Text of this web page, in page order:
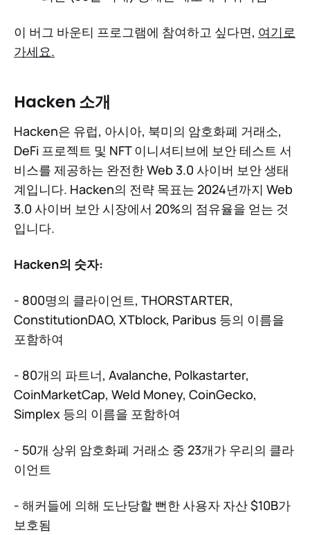
이 버그 바운티 프로그램에 참여하고 싶다면, 여기로
가세요.
Hacken 소개
Hacken은 유럽, 아시아, 북미의 암호화폐 거래소,
DeFi 프로젝트 및 NFT 이니셔티브에 보안 테스트 서
비스를 제공하는 완전한 Web 3.0 사이버 보안 생태
계입니다. Hacken의 전략 목표는 2024년까지 Web
3.0 사이버 보안 시장에서 20%의 점유율을 얻는 것
입니다.
Hacken의 숫자:
- 800명의 클라이언트, THORSTARTER,
ConstitutionDAO, XTblock, Paribus 등의 이름을
포함하여
- 80개의 파트너, Avalanche, Polkastarter,
CoinMarketCap, Weld Money, CoinGecko,
Simplex 등의 이름을 포함하여
- 50개 상위 암호화폐 거래소 중 23개가 우리의 클라
이언트
- 해커들에 의해 도난당할 뻔한 사용자 자산 $10B가
보호됨